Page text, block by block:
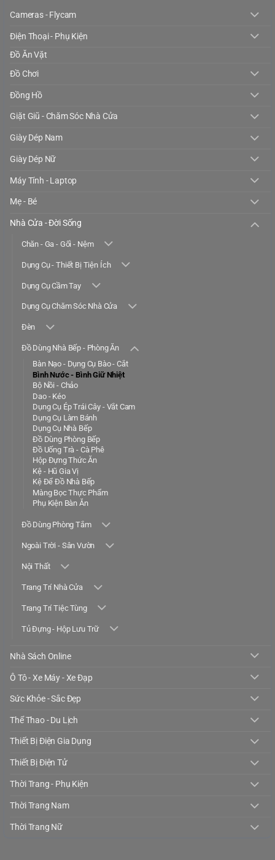
Cameras - Flycam
Điện Thoại - Phụ Kiện
Đồ Ăn Vặt
Đồ Chơi
Đồng Hồ
Giặt Giũ - Chăm Sóc Nhà Cửa
Giày Dép Nam
Giày Dép Nữ
Máy Tính - Laptop
Mẹ - Bé
Nhà Cửa - Đời Sống
Chăn - Ga - Gối - Nệm
Dụng Cụ - Thiết Bị Tiện Ích
Dụng Cụ Cầm Tay
Dụng Cụ Chăm Sóc Nhà Cửa
Đèn
Đồ Dùng Nhà Bếp - Phòng Ăn
Bàn Nạo - Dụng Cụ Bào - Cắt
Bình Nước - Bình Giữ Nhiệt
Bộ Nồi - Chảo
Dao - Kéo
Dụng Cụ Ép Trái Cây - Vắt Cam
Dụng Cụ Làm Bánh
Dụng Cụ Nhà Bếp
Đồ Dùng Phòng Bếp
Đồ Uống Trà - Cà Phê
Hộp Đựng Thức Ăn
Kệ - Hũ Gia Vị
Kệ Để Đồ Nhà Bếp
Màng Bọc Thực Phẩm
Phụ Kiện Bàn Ăn
Đồ Dùng Phòng Tắm
Ngoài Trời - Sân Vườn
Nội Thất
Trang Trí Nhà Cửa
Trang Trí Tiệc Tùng
Tủ Đựng - Hộp Lưu Trữ
Nhà Sách Online
Ô Tô - Xe Máy - Xe Đạp
Sức Khỏe - Sắc Đẹp
Thể Thao - Du Lịch
Thiết Bị Điện Gia Dụng
Thiết Bị Điện Tử
Thời Trang - Phụ Kiện
Thời Trang Nam
Thời Trang Nữ